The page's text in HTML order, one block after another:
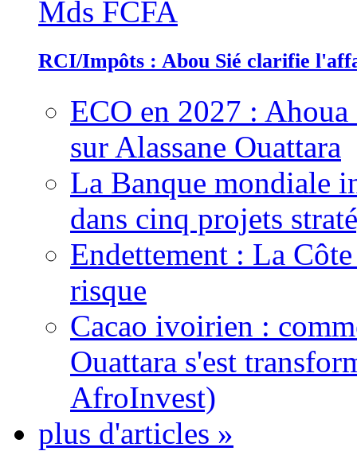
RCI/Impôts : Abou Sié clarifie
ECO en 2027 :
sur Alassane Ouattara
La Banque mondiale
dans cinq projets
Endettement : La
risque
Cacao ivoirien :
Ouattara s'est
AfroInvest)
plus d'articles »